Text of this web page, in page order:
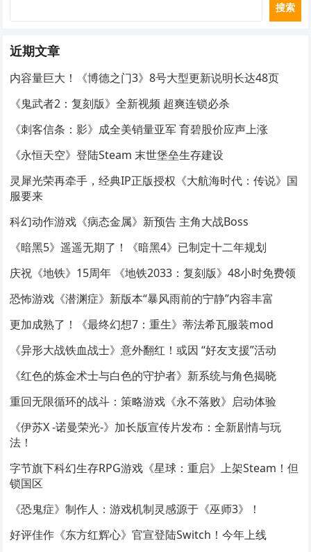
搜索
近期文章
内容量巨大！《博德之门3》8号大型更新说明长达48页
《鬼武者2：复刻版》全新视频 超爽连锁必杀
《刺客信条：影》成全美销量亚军 育碧股价应声上涨
《永恒天空》登陆Steam 末世堡垒生存建设
灵犀光荣再牵手，经典IP正版授权《大航海时代：传说》国
服要来
科幻动作游戏《病态金属》新预告 主角大战Boss
《暗黑5》遥遥无期了！《暗黑4》已制定十二年规划
庆祝《地铁》15周年 《地铁2033：复刻版》48小时免费领
恐怖游戏《潜渊症》新版本“暴风雨前的宁静”内容丰富
更加成熟了！《最终幻想7：重生》蒂法希瓦服装mod
《异形大战铁血战士》意外翻红！或因 “好友支援”活动
《红色的炼金术士与白色的守护者》新系统与角色揭晓
重回无限循环的战斗：策略游戏《永不落败》启动体验
《伊苏X -诺曼荣光-》加长版宣传片发布：全新剧情与玩
法！
字节旗下科幻生存RPG游戏《星球：重启》上架Steam！但
锁国区
《恐鬼症》制作人：游戏机制灵感源于《巫师3》！
好评佳作《东方红辉心》官宣登陆Switch！今年上线